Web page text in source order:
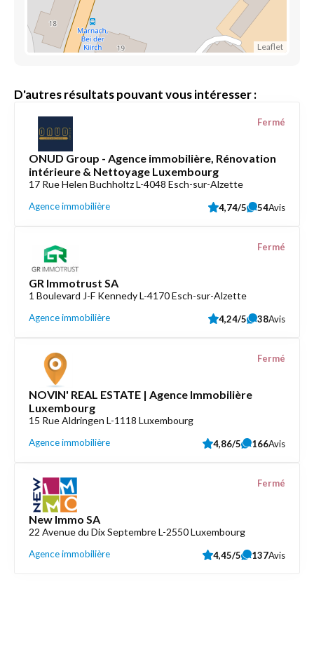
Leaflet
D'autres résultats pouvant vous intéresser :
ONUD Group - Agence immobilière, Rénovation
intérieure & Nettoyage Luxembourg
17 Rue Helen Buchholtz L-4048 Esch-sur-Alzette
Agence immobilière
Fermé
4,74/5 54Avis
GR Immotrust SA
1 Boulevard J-F Kennedy L-4170 Esch-sur-Alzette
Agence immobilière
Fermé
4,24/5 38Avis
NOVIN' REAL ESTATE | Agence Immobilière
Luxembourg
15 Rue Aldringen L-1118 Luxembourg
Agence immobilière
Fermé
4,86/5 166Avis
New Immo SA
22 Avenue du Dix Septembre L-2550 Luxembourg
Agence immobilière
Fermé
4,45/5 137Avis